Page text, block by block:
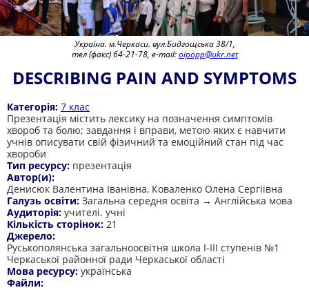
Україна. м.Черкаси. вул.Бидгощська 38/1,
тел (факс) 64-21-78, e-mail:oipopp@ukr.net
DESCRIBING PAIN AND SYMPTOMS
Категорія: 7 клас
Презентація містить лексику на позначення симптомів
хвороб та болю; завдання і вправи, метою яких є навчити
учнів описувати свій фізичний та емоційний стан під час
хвороби
Тип ресурсу: презентація
Автор(и):
Денисюк Валентина Іванівна, Коваленко Олена Сергіївна
Галузь освіти: Загальна середня освіта → Англійська мова
Аудиторія: учителі. учні
Кількість сторінок: 21
Джерело:
Руськополянська загальноосвітня школа І-ІІІ ступенів №1
Черкаської районної ради Черкаської області
Мова ресурсу: українська
Файли: